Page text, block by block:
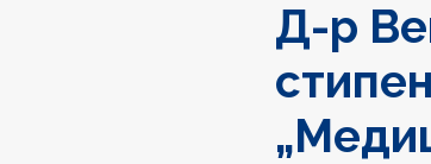
Д-р